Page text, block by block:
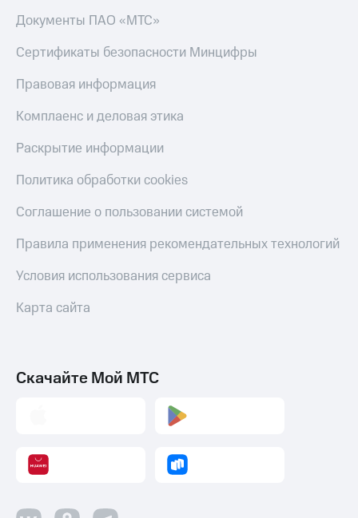
Документы ПАО «МТС»
Сертификаты безопасности Минцифры
Правовая информация
Комплаенс и деловая этика
Раскрытие информации
Политика обработки cookies
Соглашение о пользовании системой
Правила применения рекомендательных технологий
Условия использования сервиса
Карта сайта
Скачайте Мой МТС